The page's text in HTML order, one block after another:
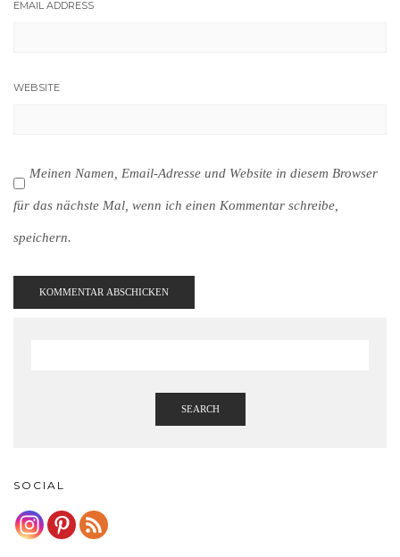
EMAIL ADDRESS
WEBSITE
Meinen Namen, Email-Adresse und Website in diesem Browser
für das nächste Mal, wenn ich einen Kommentar schreibe,
speichern.
SEARCH
SOCIAL